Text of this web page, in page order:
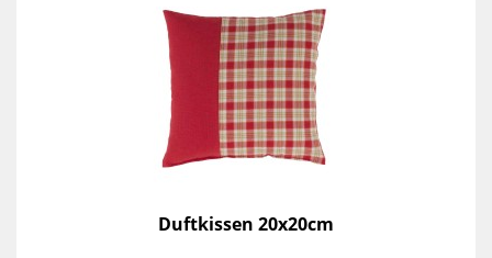
Duftkissen 20x20cm